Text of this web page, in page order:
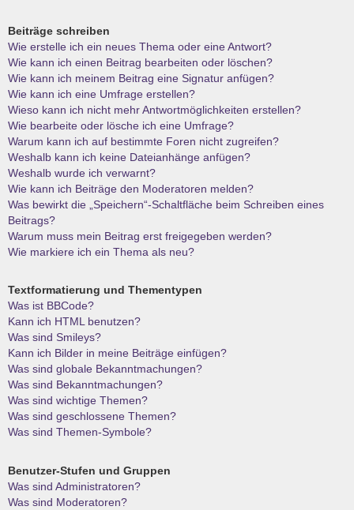
Beiträge schreiben
Wie erstelle ich ein neues Thema oder eine Antwort?
Wie kann ich einen Beitrag bearbeiten oder löschen?
Wie kann ich meinem Beitrag eine Signatur anfügen?
Wie kann ich eine Umfrage erstellen?
Wieso kann ich nicht mehr Antwortmöglichkeiten erstellen?
Wie bearbeite oder lösche ich eine Umfrage?
Warum kann ich auf bestimmte Foren nicht zugreifen?
Weshalb kann ich keine Dateianhänge anfügen?
Weshalb wurde ich verwarnt?
Wie kann ich Beiträge den Moderatoren melden?
Was bewirkt die „Speichern“-Schaltfläche beim Schreiben eines
Beitrags?
Warum muss mein Beitrag erst freigegeben werden?
Wie markiere ich ein Thema als neu?
Textformatierung und Thementypen
Was ist BBCode?
Kann ich HTML benutzen?
Was sind Smileys?
Kann ich Bilder in meine Beiträge einfügen?
Was sind globale Bekanntmachungen?
Was sind Bekanntmachungen?
Was sind wichtige Themen?
Was sind geschlossene Themen?
Was sind Themen-Symbole?
Benutzer-Stufen und Gruppen
Was sind Administratoren?
Was sind Moderatoren?